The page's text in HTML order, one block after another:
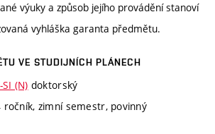
výuky a způsob jejího provádění stanoví
vyhláška garanta předmětu.
VE STUDIJNÍCH PLÁNECH
SI (N) doktorský
ročník, zimní semestr, povinný